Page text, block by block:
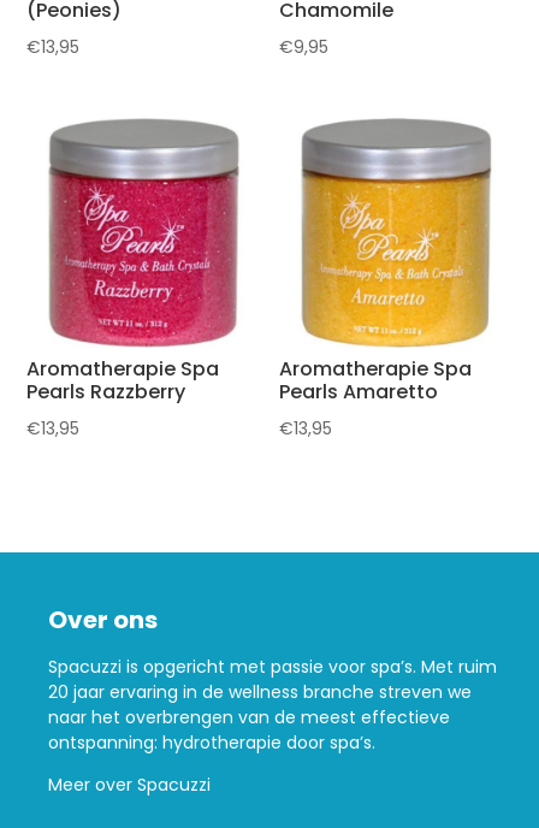
(Peonies)
€13,95
Chamomile
€9,95
Aromatherapie Spa
Pearls Razzberry
€13,95
Aromatherapie Spa
Pearls Amaretto
€13,95
Over ons
Spacuzzi is opgericht met passie voor spa’s. Met ruim
20 jaar ervaring in de wellness branche streven we
naar het overbrengen van de meest effectieve
ontspanning: hydrotherapie door spa’s.
Meer over Spacuzzi